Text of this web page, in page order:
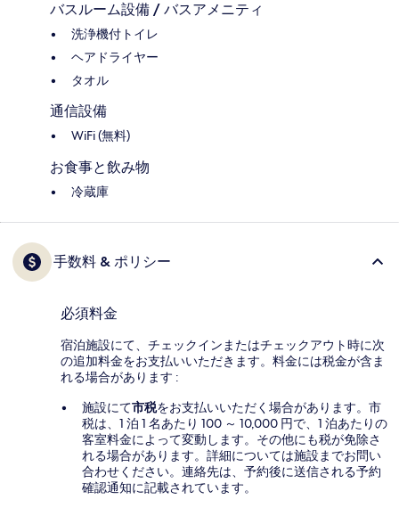
バスルーム設備 / バスアメニティ
洗浄機付トイレ
ヘアドライヤー
タオル
通信設備
WiFi (無料)
お食事と飲み物
冷蔵庫
手数料 & ポリシー
必須料金
宿泊施設にて、チェックインまたはチェックアウト時に次
の追加料金をお支払いいただきます。料金には税金が含ま
れる場合があります :
施設にて市税をお支払いいただく場合があります。市
税は、1 泊 1 名あたり 100 ～ 10,000 円で、1 泊あたりの
客室料金によって変動します。その他にも税が免除さ
れる場合があります。詳細については施設までお問い
合わせください。連絡先は、予約後に送信される予約
確認通知に記載されています。